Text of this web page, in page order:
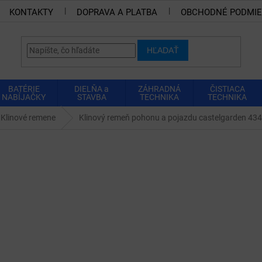
KONTAKTY DOPRAVA A PLATBA OBCHODNÉ
HĽADAŤ
BATÉRIE
NABÍJAČKY
DIELŇA a
STAVBA
ZÁHRADNÁ
TECHNIKA
ČISTIACA
TECHNIKA
Klinové remene Klinový remeň pohonu a pojazdu castelgarden